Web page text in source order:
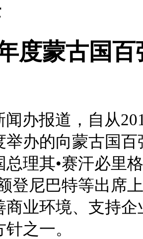
度蒙古国
办报道，自从
举办的向蒙古国
总理其•赛汗必里
登尼巴特等出席
商业环境、支持
之一。